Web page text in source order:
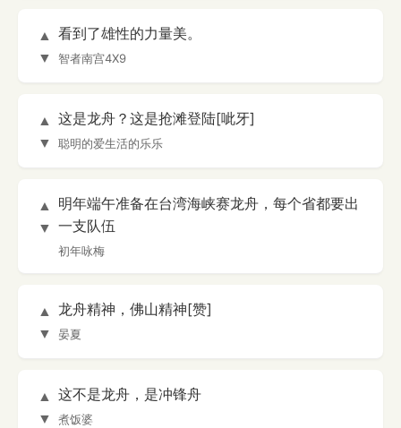
▲
▼
看到了雄性的力量美。
智者南宫4X9
▲
▼
这是龙舟？这是抢滩登陆[呲牙]
聪明的爱生活的乐乐
▲
▼
明年端午准备在台湾海峡赛龙舟，每个省都要出
一支队伍
初年咏梅
▲
▼
龙舟精神，佛山精神[赞]
晏夏
▲
▼
这不是龙舟，是冲锋舟
煮饭婆